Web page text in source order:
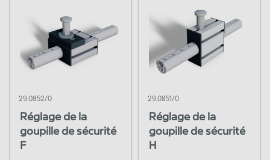
Élévateur & Accessoires
Pneumatique
Systèmes Kanban
Dispositifs de montage
Accessoires ESD
29.0852/0
Réglage de la
goupille de sécurité
F
29.0851/0
Réglage de la
goupille de sécurité
H